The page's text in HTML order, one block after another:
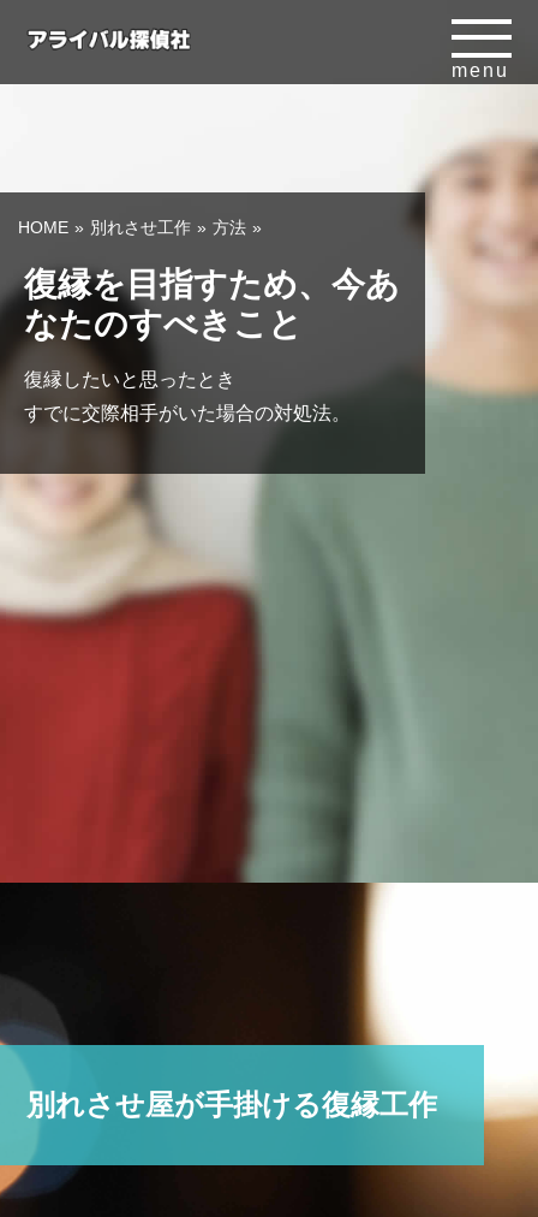
menu
HOME 別れさせ工作 方法
復縁を目指すため、今あ
なたのすべきこと
復縁したいと思ったとき
すでに交際相手がいた場合の対処法。
別れさせ屋が手掛ける復縁工作